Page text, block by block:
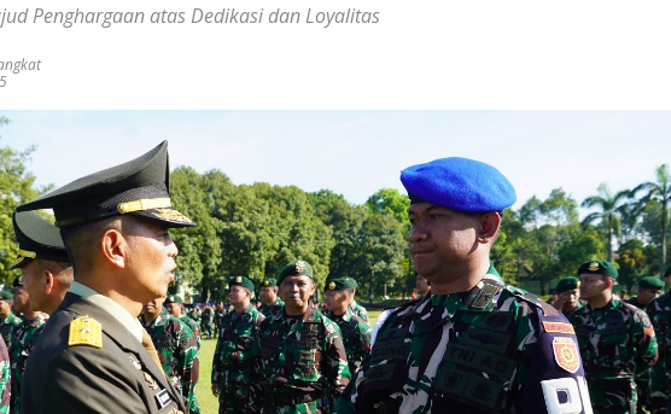
Penghargaan atas Dedikasi dan Loyalitas